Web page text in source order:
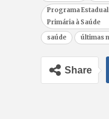
Programa
Primária à Saúde
saúde
últimas
Share